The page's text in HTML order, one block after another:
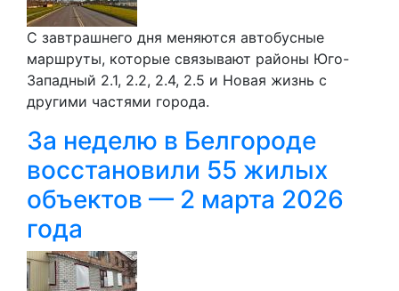
С завтрашнего дня меняются автобусные
маршруты, которые связывают районы Юго-
Западный 2.1, 2.2, 2.4, 2.5 и Новая жизнь с
другими частями города.
За неделю в Белгороде
восстановили 55 жилых
объектов — 2 марта 2026
года